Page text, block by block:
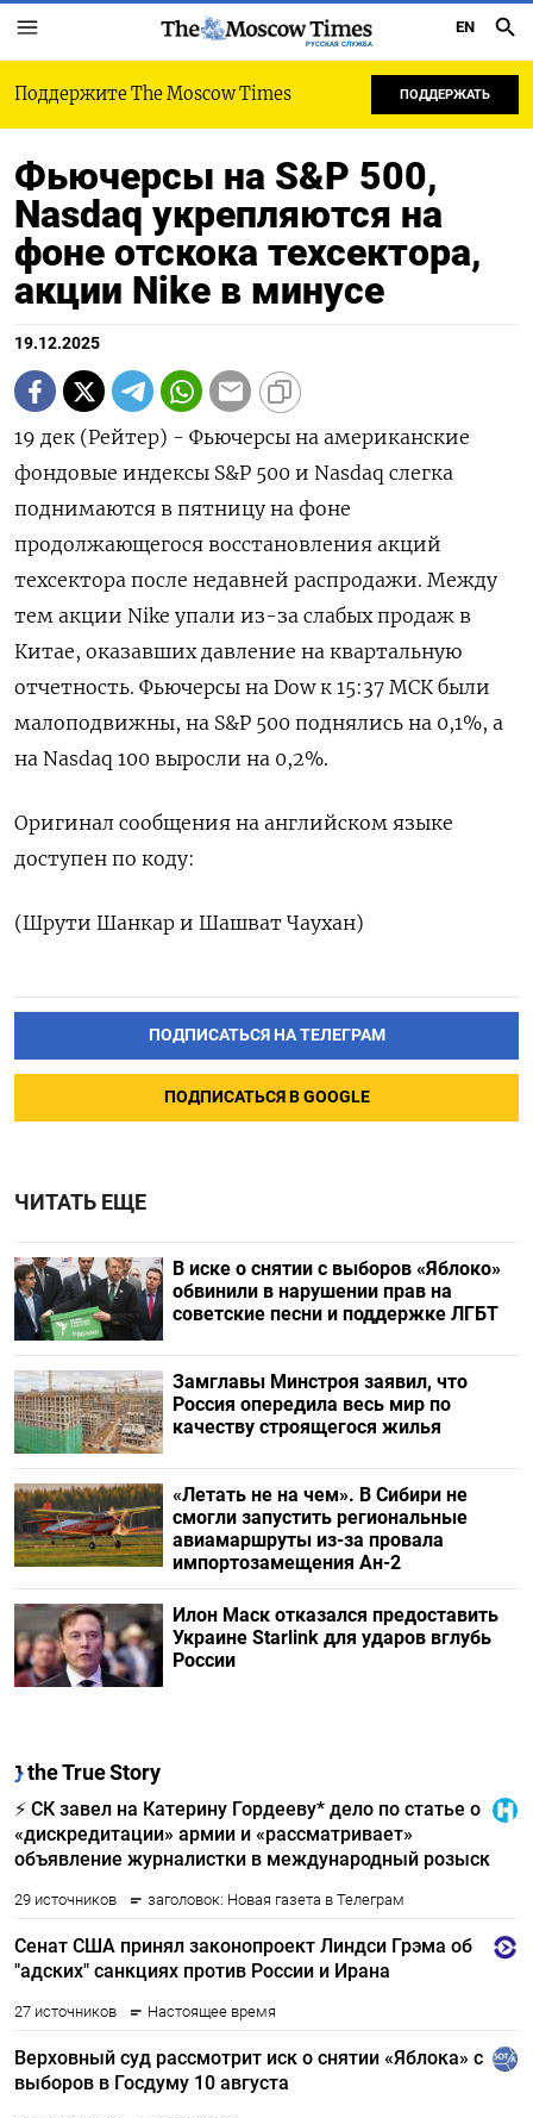
РУССКАЯ СЛУЖБА
EN
Поддержите The Moscow Times ПОДДЕРЖАТЬ
Фьючерсы на S&P 500,
Nasdaq укрепляются на
фоне отскока техсектора,
акции Nike в минусе
19.12.2025
19 дек (Рейтер) - Фьючерсы на американские
фондовые индексы ⁠S&P 500 и Nasdaq слегка
поднимаются ⁠в ​пятницу на ⁠фоне
продолжающегося восстановления акций
техсектора ⁠после недавней распродажи. Между
тем ‌акции Nike ‍упали из-за ‌слабых продаж в
Китае, ​оказавших давление на квартальную
отчетность. Фьючерсы на ⁠Dow к ‍15:37 МСК ‌были
малоподвижны, на S&P 500 поднялись на 0,1%, а
на Nasdaq ‍100 ‍выросли на 0,2%.
Оригинал сообщения ‍на английском языке
доступен по коду:
(⁠Шрути Шанкар и Шашват Чаухан)
ПОДПИСАТЬСЯ НА ТЕЛЕГРАМ
ПОДПИСАТЬСЯ В GOOGLE
ЧИТАТЬ ЕЩЕ
В иске о снятии с выборов «Яблоко»
обвинили в нарушении прав на
советские песни и поддержке ЛГБТ
Замглавы Минстроя заявил, что
Россия опередила весь мир по
качеству строящегося жилья
«Летать не на чем». В Сибири не
смогли запустить региональные
авиамаршруты из-за провала
импортозамещения Ан-2
Илон Маск отказался предоставить
Украине Starlink для ударов вглубь
России